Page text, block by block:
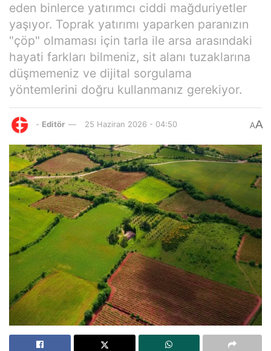
eden binlerce yatırımcı ciddi mağduriyetler
yaşıyor. Toprak yatırımı yaparken paranızın
"çöp" olmaması için tarla ile arsa arasındaki
hayati farkları bilmeniz, sit alanı tuzaklarına
düşmemeniz ve dijital sorgulama
yöntemlerini doğru kullanmanız gerekiyor.
- Editör 25 Haziran 2026 - 04:50 AA